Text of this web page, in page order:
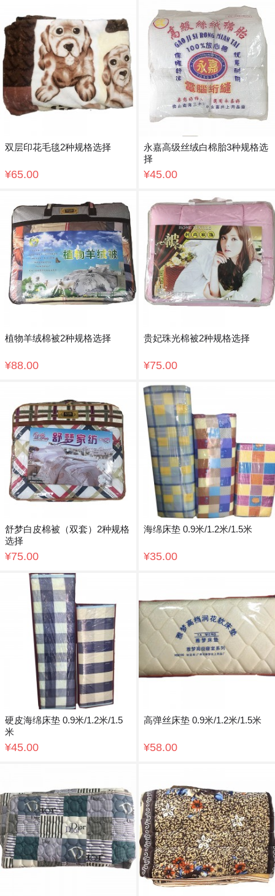
双层印花毛毯2种规格选择
¥65.00
永嘉高级丝绒白棉胎3种规格选
择
¥45.00
植物羊绒棉被2种规格选择
¥88.00
贵妃珠光棉被2种规格选择
¥75.00
舒梦白皮棉被（双套）2种规格
选择
¥75.00
海绵床垫 0.9米/1.2米/1.5米
¥35.00
硬皮海绵床垫 0.9米/1.2米/1.5
米
¥45.00
高弹丝床垫 0.9米/1.2米/1.5米
¥58.00